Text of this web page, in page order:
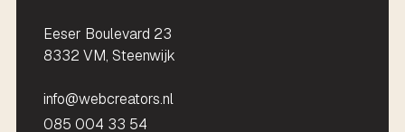
Eeser Boulevard 23
8332 VM, Steenwijk
info@webcreators.nl
085 004 33 54